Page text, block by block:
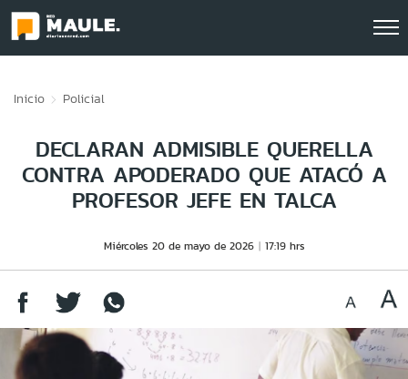
Inicio Policial
DECLARAN ADMISIBLE QUERELLA
CONTRA APODERADO QUE ATACÓ A
PROFESOR JEFE EN TALCA
Miércoles 20 de mayo de 2026 17:19 hrs